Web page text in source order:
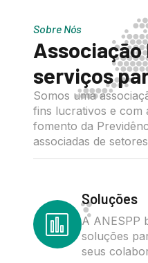
Sobre Nós
Associação
serviços
Somos uma
fins lucrativos e com
fomento da
associadas de
Soluções
A ANESPP
soluções
seus